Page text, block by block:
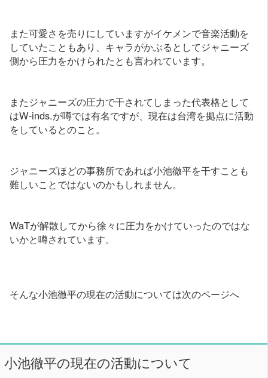
また可愛さを売りにしていますがイケメンで音楽活動を
していたこともあり、キャラがかぶるとしてジャニーズ
側から圧力をかけられたとも言われています。
またジャニーズの圧力で干されてしまった代表格として
はW-inds.が噂では有名ですが、現在は台湾を拠点に活動
をしているとのこと。
ジャニーズほどの事務所であれば小池徹平を干すことも
難しいことではないのかもしれません。
WaTが解散してから徐々に圧力をかけていったのではな
いかと噂されています。
そんな小池徹平の現在の活動については次のページへ
小池徹平の現在の活動について